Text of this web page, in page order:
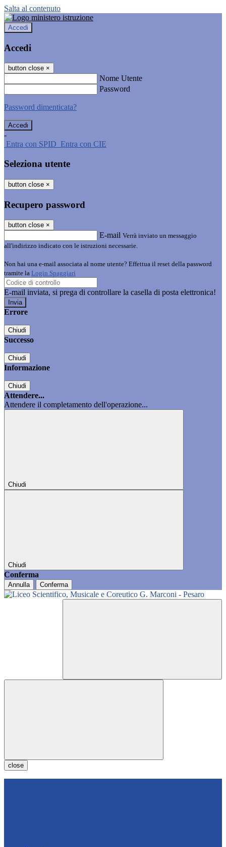
Salta al contenuto
Accedi
Accedi
button close ×
Nome Utente
Password
Password dimenticata?
-
Entra con SPID Entra con CIE
Seleziona utente
button close ×
Recupero password
button close ×
E-mail Verrà inviato un messaggio
all'indirizzo indicato con le istruzioni necessarie.
Non hai una e-mail associata al nome utente? Effettua il reset della password
tramite la Login Spaggiari
E-mail inviata, si prega di controllare la casella di posta elettronica!
Errore
Chiudi
Successo
Chiudi
Informazione
Chiudi
Attendere...
Attendere il completamento dell'operazione...
Chiudi
Chiudi
Conferma
Annulla Conferma
close